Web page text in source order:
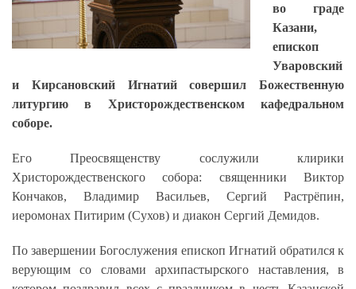
во граде
Казани,
епископ
Уваровский
и Кирсановский Игнатий совершил Божественную
литургию в Христорождественском кафедральном
соборе.
Его Преосвященству сослужили клирики
Христорождественского собора: священники Виктор
Кончаков, Владимир Васильев, Сергий Растрёпин,
иеромонах Питирим (Сухов) и диакон Сергий Демидов.
По завершении Богослужения епископ Игнатий обратился к
верующим со словами архипастырского наставления, в